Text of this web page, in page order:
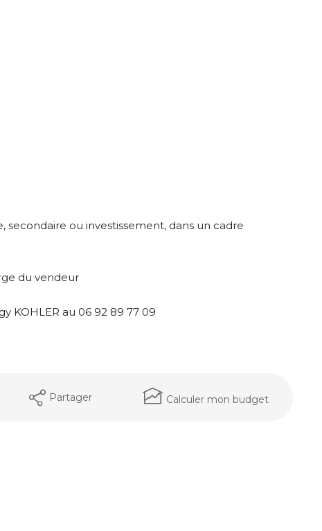
ou investissement, dans un cadre
du vendeur
KOHLER au 06 92 89 77 09
Partager Calculer mon budget